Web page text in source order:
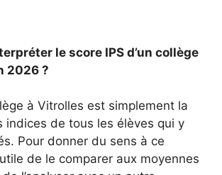
le score IPS d’un collège
2026 ?
à Vitrolles est simplement la
indices de tous les élèves qui y
Pour donner du sens à ce
de le comparer aux moyennes